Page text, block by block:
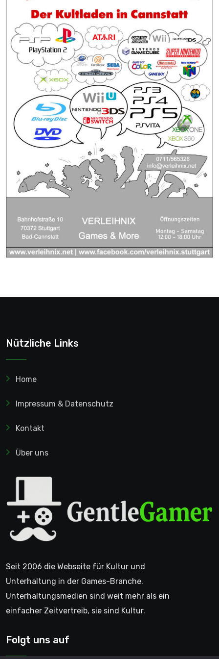
Nützliche Links
Home
Impressum & Datenschutz
Kontakt
Über uns
Seit 2006 die Webseite für Kultur und
Unterhaltung in der Games-Branche.
Unterhaltungsmedien sind weit mehr als ein
einfacher Zeitvertreib, sie sind Kultur.
Folgt uns auf